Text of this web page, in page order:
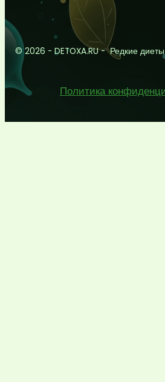
© 2026 - DETOXA.RU - Редкие диеты
Политика